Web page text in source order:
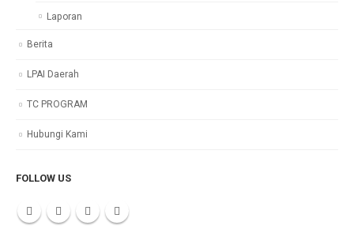
Laporan
Berita
LPAI Daerah
TC PROGRAM
Hubungi Kami
FOLLOW US